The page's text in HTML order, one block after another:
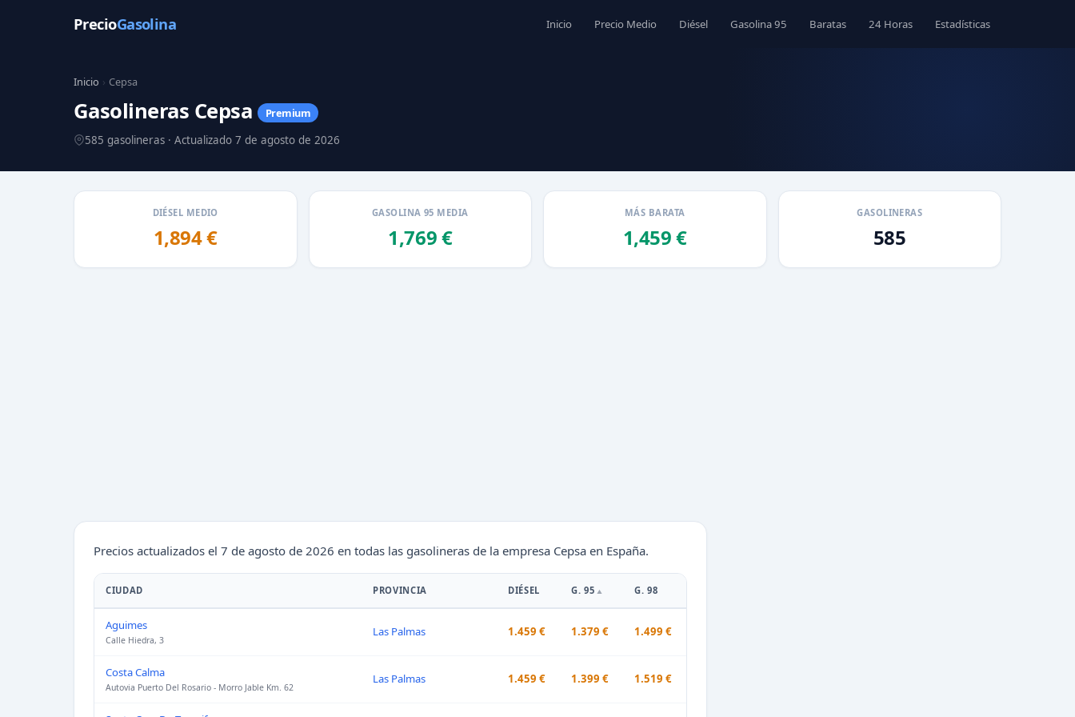
PrecioGasolina Inicio Precio Medio Diésel Gasolina 95 Baratas 24 Horas Estadísticas
Inicio › Cepsa
Gasolineras Cepsa
Premium
585 gasolineras · Actualizado 7 de agosto de 2026
DIÉSEL MEDIO
1,894 €
GASOLINA 95 MEDIA
1,769 €
MÁS BARATA
1,459 €
GASOLINERAS
585
Precios actualizados el 7 de agosto de 2026 en todas las gasolineras de la empresa Cepsa en España.
CIUDAD PROVINCIA DIÉSEL G. 95 G. 98
Aguimes
Calle Hiedra, 3
Las Palmas 1.459 € 1.379 € 1.499 €
Costa Calma
Autovia Puerto Del Rosario - Morro Jable Km. 62
Las Palmas 1.459 € 1.399 € 1.519 €